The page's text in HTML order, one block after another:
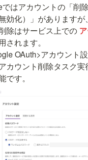
はアカウントの「削
効化）」がありますが
除はサービス上での
されます。
OAuth>アカウント
カウント削除タスク
です。